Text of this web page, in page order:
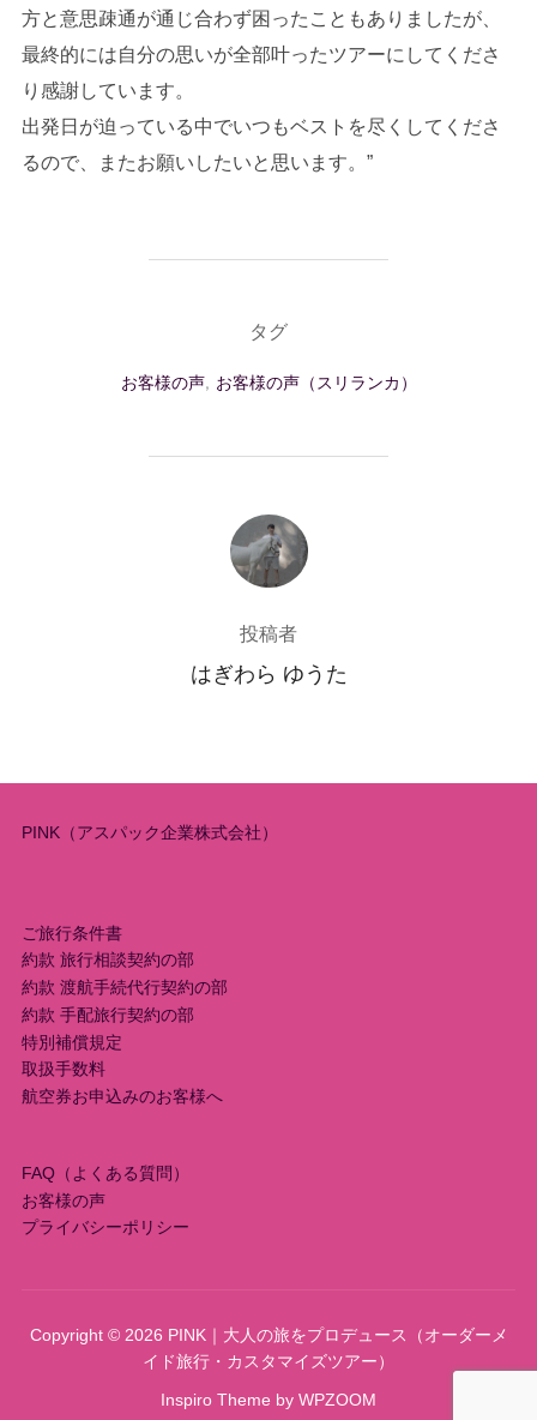
方と意思疎通が通じ合わず困ったこともありましたが、
最終的には自分の思いが全部叶ったツアーにしてくださ
り感謝しています。
出発日が迫っている中でいつもベストを尽くしてくださ
るので、またお願いしたいと思います。”
タグ
お客様の声, お客様の声（スリランカ）
投稿者
投稿者
はぎわら ゆうた
PINK（アスパック企業株式会社）
ご旅行条件書
約款 旅行相談契約の部
約款 渡航手続代行契約の部
約款 手配旅行契約の部
特別補償規定
取扱手数料
航空券お申込みのお客様へ
FAQ（よくある質問）
お客様の声
プライバシーポリシー
Copyright © 2026 PINK｜大人の旅をプロデュース（オーダーメ
イド旅行・カスタマイズツアー）
Inspiro Theme by WPZOOM